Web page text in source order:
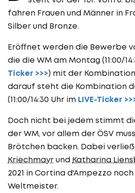
fahren Frauen und Männer in
Silber und Bronze.
Eröffnet werden die Bewerbe
die die WM am Montag (11:00/
Ticker >>>) mit der
darauf steht die Kombination
(11:00/14:30 Uhr im LIVE-Ticker
Doch nicht bei jedem stimmt
der WM, vor allem der ÖSV
Brötchen backen. Dabei
Kriechmayr und Katharina
2021 in Cortina d'Ampezzo
Weltmeister.